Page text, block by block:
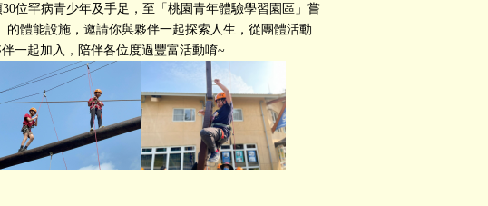
位罕病青少年及手足，至「桃園青年體驗學習園區」嘗
體能設施，邀請你與夥伴一起探索人生，從團體活動
一起加入，陪伴各位度過豐富活動唷~